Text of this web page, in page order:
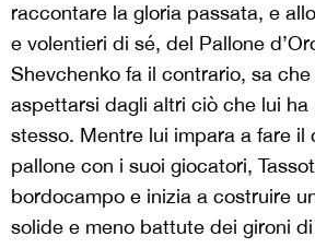
raccontare la gloria passata, e
e volentieri di sé, del Pallone
Shevchenko fa il contrario, sa
aspettarsi dagli altri ciò che lui
stesso. Mentre lui impara a fare il
pallone con i suoi giocatori,
bordocampo e inizia a costruire
solide e meno battute dei gironi